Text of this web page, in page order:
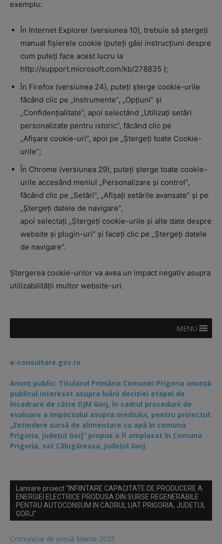
exemplu:
În Internet Explorer (versiunea 10), trebuie să ștergeți
manual fișierele cookie (puteți găsi instrucțiuni despre
cum puteți face acest lucru la
http://support.microsoft.com/kb/278835 );
În Firefox (versiunea 24), puteți șterge cookie-urile
făcând clic pe „Instrumente”, „Opțiuni” și
„Confidențialitate”, apoi selectând „Utilizați setări
personalizate pentru istoric”, făcând clic pe
„Afișare cookie-uri”, apoi pe „Ștergeți toate Cookie-
urile“;
În Chrome (versiunea 29), puteți șterge toate cookie-
urile accesând meniul „Personalizare și control”,
făcând clic pe „Setări”, „Afișați setările avansate” și pe
„Ștergeți datele de navigare”,
apoi selectați „Ștergeți cookie-urile și alte date despre
website și plugin-uri” și faceți clic pe „Ștergeți datele
de navigare”.
Ștergerea cookie-urilor va avea un impact negativ asupra
utilizabilității multor website-uri.
MENU
e-consultare.gov.ro
Anunț public: Titularul Primăria Comunei Prigoria anunță
publicul interesat asupra luării deciziei etapei de
încadrare de către DJM Gorj, în cadrul procedurii de
evaluare a impactului asupra mediului, pentru proiectul:
„Extindere sursă de alimentare cu apă în comuna
Prigoria, județul Gorj” propus a fi amplasat în Comuna
Prigoria, sat Călugăreasa, județul Gorj.
Lansare proiect “INFIINTARE CAPACITATE DE PRODUCERE A
ENERGIEI ELECTRICE PRODUSA DIN SURSE REGENERABILE
PENTRU AUTOCONSUM IN CADRUL UAT PRIGORIA, JUDETUL
GORJ”
Comunicat de presă Martie 2025